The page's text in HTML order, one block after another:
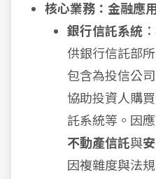
核心業務：金融應
銀行信託系統
供銀行信託部
包含為投信公
協助投資人購
託系統等。因
不動產信託與
因複雜度與法